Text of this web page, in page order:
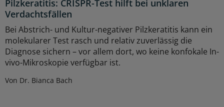
Pilzkeratitis: CRISPR-Test hilft bei unklaren
Verdachtsfällen
Bei Abstrich- und Kultur-negativer Pilzkeratitis kann ein
molekularer Test rasch und relativ zuverlässig die
Diagnose sichern – vor allem dort, wo keine konfokale In-
vivo-Mikroskopie verfügbar ist.
Von Dr. Bianca Bach